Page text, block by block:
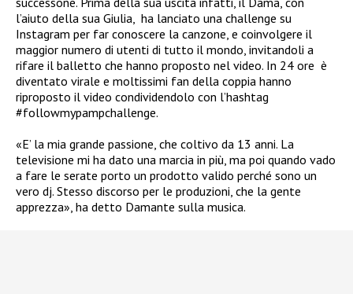
l’aiuto della sua Giulia, ha lanciato una challenge su
Instagram per far conoscere la canzone, e coinvolgere il
maggior numero di utenti di tutto il mondo, invitandoli a
rifare il balletto che hanno proposto nel video. In 24 ore è
diventato virale e moltissimi fan della coppia hanno
riproposto il video condividendolo con l’hashtag
#followmypampchallenge.
«E’ la mia grande passione, che coltivo da 13 anni. La
televisione mi ha dato una marcia in più, ma poi quando vado
a fare le serate porto un prodotto valido perché sono un
vero dj. Stesso discorso per le produzioni, che la gente
apprezza», ha detto Damante sulla musica.